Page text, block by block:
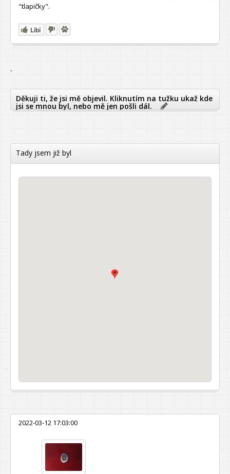
"tlapičky".
Líbí
`
Děkuji ti, že jsi mě objevil. Kliknutím na tužku ukaž kde
jsi se mnou byl, nebo mě jen pošli dál.
Tady jsem již byl
2022-03-12 17:03:00